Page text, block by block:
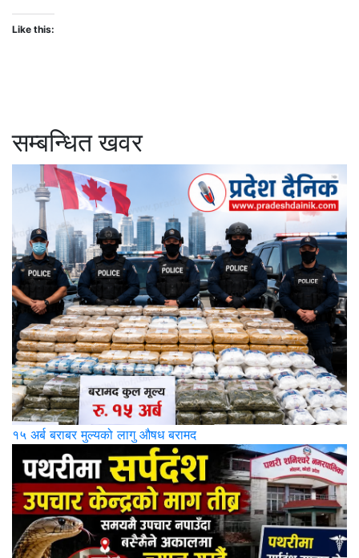
Like this:
सम्बन्धित खवर
१५ अर्ब बराबर मुल्यको लागु औषध बरामद